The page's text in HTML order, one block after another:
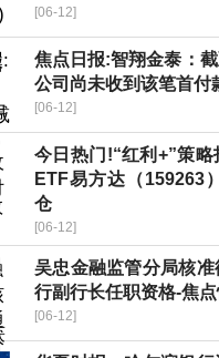
[06-12]
焦点日报:智翔金泰：
公司尚未收到该笔首付
[06-12]
今日热门!“红利+”策
ETF易方达（159263
仓
[06-12]
吴忠金融监管分局核
行副行长任职资格-焦
[06-12]